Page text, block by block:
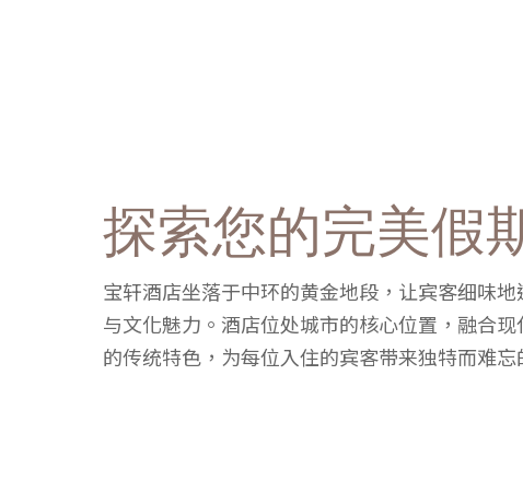
探索您的完美假
宝轩酒店坐落于中环的黄金地段，让宾客细味
与文化魅力。酒店位处城市的核心位置，融合
的传统特色，为每位入住的宾客带来独特而难忘